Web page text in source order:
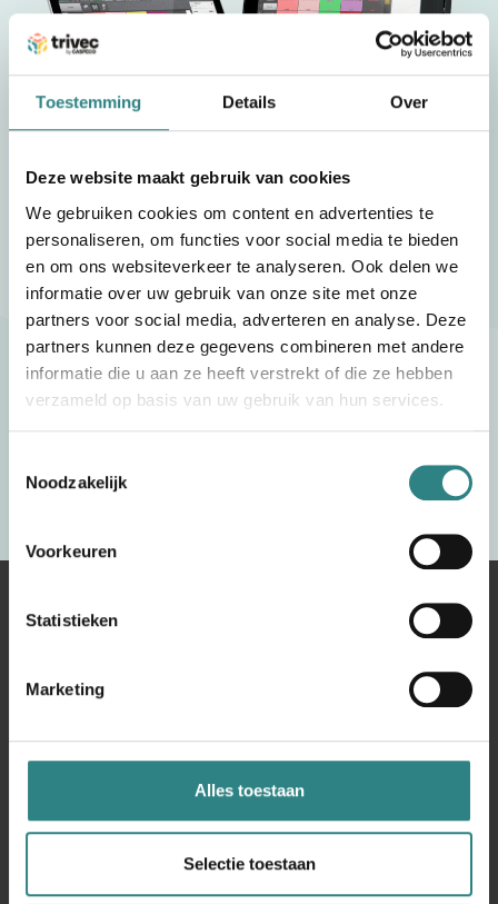
Toestemming Details Over
Deze website maakt gebruik van cookies
We gebruiken cookies om content en advertenties te
personaliseren, om functies voor social media te bieden
en om ons websiteverkeer te analyseren. Ook delen we
informatie over uw gebruik van onze site met onze
partners voor social media, adverteren en analyse. Deze
partners kunnen deze gegevens combineren met andere
informatie die u aan ze heeft verstrekt of die ze hebben
verzameld op basis van uw gebruik van hun services.
Noodzakelijk
Voorkeuren
Statistieken
Marketing
Alles toestaan
Selectie toestaan
r
e
?
Lees meer over onze
kassasystemen voor
restaurants
are
Kassasysteem voor horeca
Wat is een kassasysteem voor horeca?
Trivec Systems